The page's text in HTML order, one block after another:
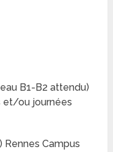
B1-B2 attendu)
et/ou journées
Rennes Campus